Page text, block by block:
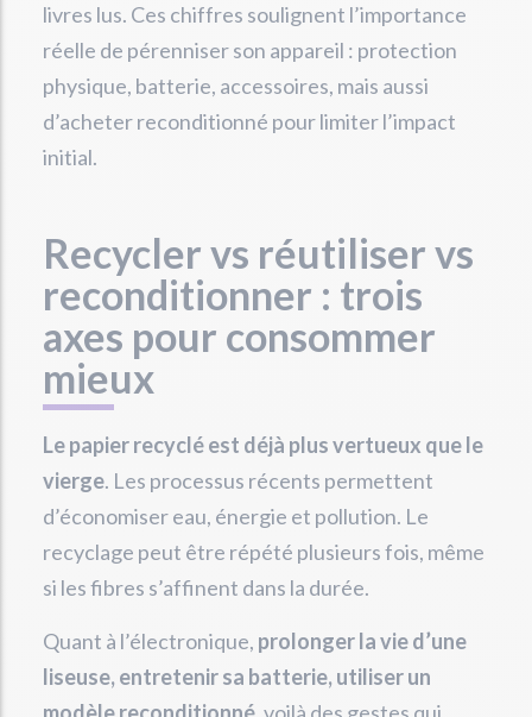
livres lus. Ces chiffres soulignent l’importance
réelle de pérenniser son appareil : protection
physique, batterie, accessoires, mais aussi
d’acheter reconditionné pour limiter l’impact
initial.
Recycler vs réutiliser vs
reconditionner : trois
axes pour consommer
mieux
Le papier recyclé est déjà plus vertueux que le
vierge. Les processus récents permettent
d’économiser eau, énergie et pollution. Le
recyclage peut être répété plusieurs fois, même
si les fibres s’affinent dans la durée.
Quant à l’électronique, prolonger la vie d’une
liseuse, entretenir sa batterie, utiliser un